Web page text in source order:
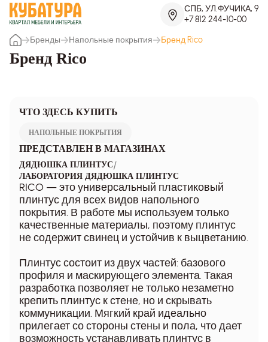
СПБ, УЛ.ФУЧИКА, 9
+7 812 244-10-00
Бренды
Напольные покрытия Бренд Rico
Бренд Rico
ЧТО ЗДЕСЬ КУПИТЬ
НАПОЛЬНЫЕ ПОКРЫТИЯ
ПРЕДСТАВЛЕН В МАГАЗИНАХ
ДЯДЮШКА ПЛИНТУС/
ЛАБОРАТОРИЯ ДЯДЮШКА ПЛИНТУС
RICO — это универсальный пластиковый
плинтус для всех видов напольного
покрытия. В работе мы используем только
качественные материалы, поэтому плинтус
не содержит свинец и устойчив к выцветанию.
Плинтус состоит из двух частей: базового
профиля и маскирующего элемента. Такая
разработка позволяет не только незаметно
крепить плинтус к стене, но и скрывать
коммуникации. Мягкий край идеально
прилегает со стороны стены и пола, что дает
возможность устанавливать плинтус в